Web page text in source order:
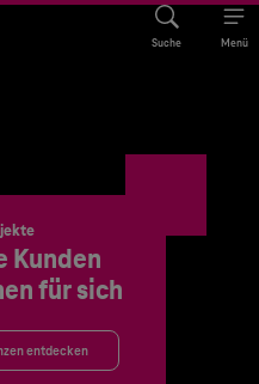
Suche Menü
Kunden
für sich
entdecken